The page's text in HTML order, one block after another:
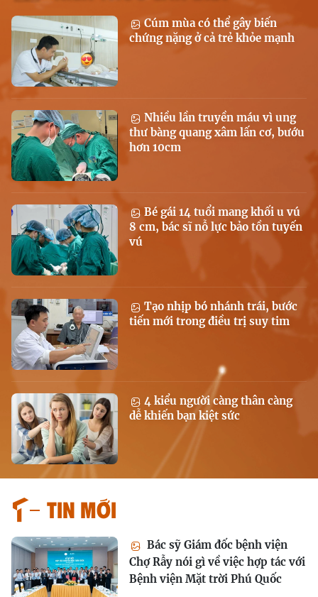
Cúm mùa có thể gây biến
chứng nặng ở cả trẻ khỏe mạnh
Nhiều lần truyền máu vì ung
thư bàng quang xâm lấn cơ, bướu
hơn 10cm
Bé gái 14 tuổi mang khối u vú
8 cm, bác sĩ nỗ lực bảo tồn tuyến
vú
Tạo nhịp bó nhánh trái, bước
tiến mới trong điều trị suy tim
4 kiểu người càng thân càng
dễ khiến bạn kiệt sức
Tin mới
Bác sỹ Giám đốc bệnh viện
Chợ Rẫy nói gì về việc hợp tác với
Bệnh viện Mặt trời Phú Quốc